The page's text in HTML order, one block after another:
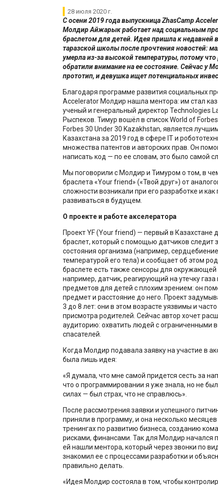
28 июля 2020 г.
С осени 2019 года выпускница ZhasCamp
Молдир Айжарык работает над социальным
браслетом для детей. Идея пришла к недавней
таразской школы после прочтения новостей:
умерла из-за высокой температуры, потому
обратили внимание на ее состояние. Сейчас у
прототип, и девушка ищет потенциальных
Благодаря программе развития социальных
Accelerator Молдир нашла ментора: им стал
ученый и генеральный директор Technologies
Рыспеков. Тимур вошёл в список World of
Forbes 30 Under 30 Kazakhstan, является
Казахстана за 2019 год в сфере IT и
множества патентов и авторских прав. Он
написать код — по ее словам, это было самой
Мы поговорили с Молдир и Тимуром о том, в
браслета «Your friend» («Твой друг») от
сложности возникали при его разработке и как
развиваться в будущем.
О проекте и работе акселератора
Проект YF (Your friend) — первый в Казахстане
браслет, который с помощью датчиков следит
состояния организма (например,
температурой его тела) и сообщает об этом
браслете есть также сенсоры для
например, датчик, реагирующий на утечку газа
предметов для детей с плохим зрением: он
предмет и расстояние до него. Проект
3 до 8 лет: они в этом возрасте уязвимы и
присмотра родителей. Сейчас автор хочет
аудиторию: охватить людей с ограниченными
спасателей.
Когда Молдир подавала заявку на участие в
была лишь идея:
«Я думала, что мне самой придется сесть за
что о программировании я уже знала, но не
силах — был страх, что не справлюсь».
После рассмотрения заявки и успешного
приняли в программу, и она несколько
тренингах по развитию бизнеса, созданию
рисками, финансами. Так для Молдир начался
ей нашли ментора, который через звонки по
знакомил ее с процессами разработки и
правильно делать.
«Идея Молдир состояла в том, чтобы